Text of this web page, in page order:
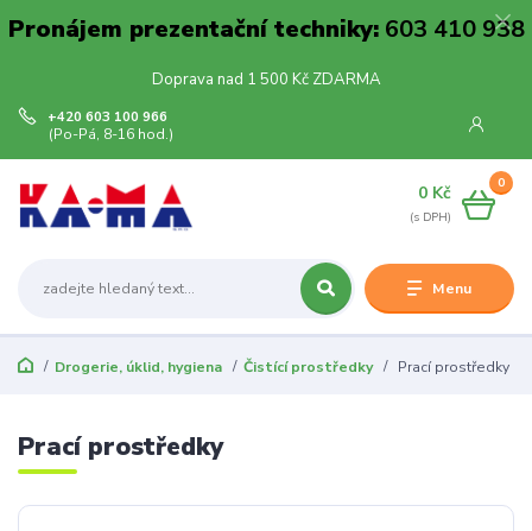
Pronájem prezentační techniky:603 410 938
Doprava nad 1 500 Kč ZDARMA
Menu
+420 603 100 966
(Po-Pá, 8-16 hod.)
0
0 Kč
Drogerie, úklid, hygiena Čistící prostředky Prací prostředky
Prací prostředky